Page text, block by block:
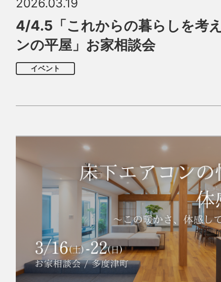
4/4.5「これからの暮らしを考
ンの平屋」お家相談会
イベント